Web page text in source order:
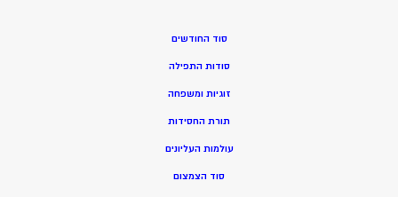
סוד החודשים
סודות התפילה
זוגיות ומשפחה
תורת החסידות
עולמות העליונים
סוד הצמצום